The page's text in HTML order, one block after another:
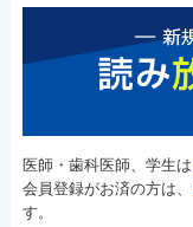
医師・歯科医師、学生は
会員登録がお済の方は、
す。